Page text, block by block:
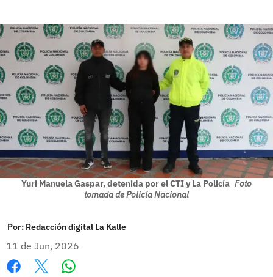
Yuri Manuela Gaspar, detenida por el CTI y La Policía Foto
tomada de Policía Nacional
Por: Redacción digital La Kalle
11 de Jun, 2026